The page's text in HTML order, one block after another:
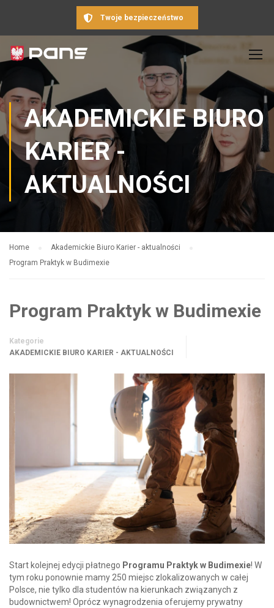
Twoje bezpieczeństwo
AKADEMICKIE BIURO
KARIER -
AKTUALNOŚCI
Home
Akademickie Biuro Karier - aktualności
Program Praktyk w Budimexie
Program Praktyk w Budimexie
Kategorie
AKADEMICKIE BIURO KARIER - AKTUALNOŚCI
Start kolejnej edycji płatnego Programu Praktyk w Budimexie! W
tym roku ponownie mamy 250 miejsc zlokalizowanych w całej
Polsce, nie tylko dla studentów na kierunkach związanych z
budownictwem! Oprócz wynagrodzenia oferujemy prywatny